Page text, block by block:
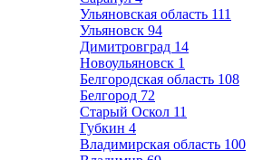
Ульяновская область 111
Ульяновск 94
Димитровград 14
Новоульяновск 1
Белгородская область 108
Белгород 72
Старый Оскол 11
Губкин 4
Владимирская область 100